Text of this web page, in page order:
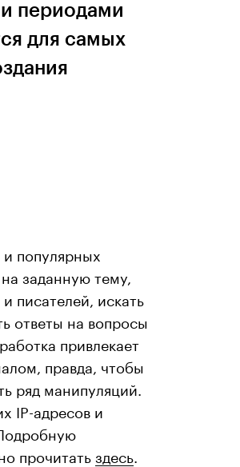
периодами
для самых
популярных
заданную тему,
писателей, искать
ответы на вопросы
привлекает
правда, чтобы
ряд манипуляций.
IP-адресов и
прочитатьздесь